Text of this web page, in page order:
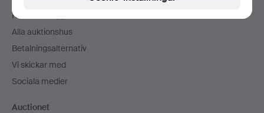
Kontakta support
Alla auktionshus
Betalningsalternativ
Vi skickar med
Sociala medier
Auctionet